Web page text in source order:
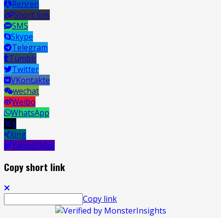
Renren
Short link
SMS
Skype
Telegram
Tumblr
Twitter
VKontakte
wechat
Weibo
WhatsApp
X
Xing
Yahoo! Mail
Copy short link
Copy link